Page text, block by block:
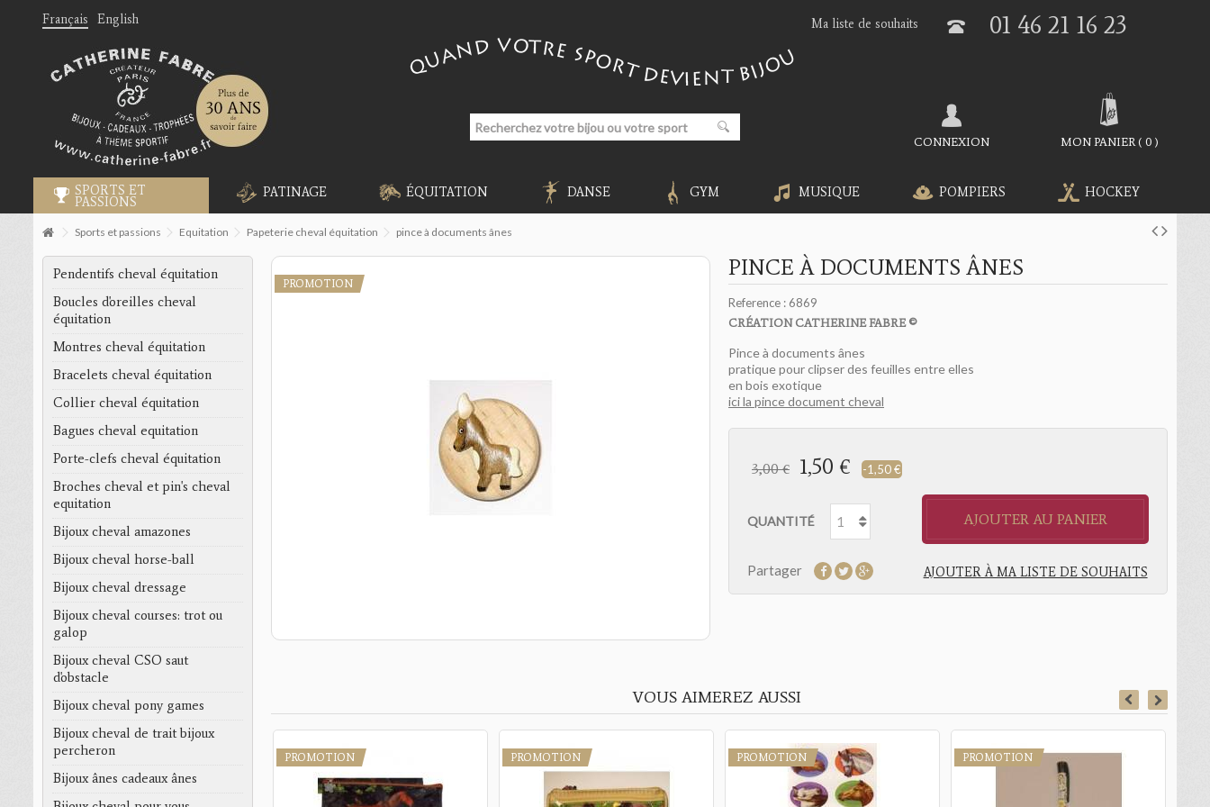
Français English 01 46 21 16 23
Ma liste de souhaits
MON PANIER( 0 )
CONNEXION
SPORTS ET
PASSIONS
PATINAGE ÉQUITATION DANSE GYM MUSIQUE POMPIERS HOCKEY
Sports et passions Equitation Papeterie cheval équitation pince à documents ânes
PROMOTION
PINCE À DOCUMENTS ÂNES
Reference : 6869
CRÉATION CATHERINE FABRE ©
Pince à documents ânes
pratique pour clipser des feuilles entre elles
en bois exotique
ici la pince document cheval
3,00 € 1,50 € -1,50 €
QUANTITÉ AJOUTER AU PANIER
Partager AJOUTER À MA LISTE DE SOUHAITS
VOUS AIMEREZ AUSSI
PROMOTION PROMOTION PROMOTION PROMOTION PROMOTION
Pendentifs cheval équitation
Boucles d'oreilles cheval
équitation
Montres cheval équitation
Bracelets cheval équitation
Collier cheval équitation
Bagues cheval equitation
Porte-clefs cheval équitation
Broches cheval et pin's cheval
equitation
Bijoux cheval amazones
Bijoux cheval horse-ball
Bijoux cheval dressage
Bijoux cheval courses: trot ou
galop
Bijoux cheval CSO saut
d'obstacle
Bijoux cheval pony games
Bijoux cheval de trait bijoux
percheron
Bijoux ânes cadeaux ânes